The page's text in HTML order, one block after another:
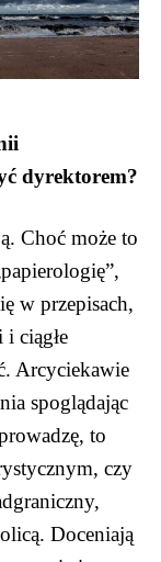
dyrektorem?
Choć może to
w przepisach,
ciągłe
Arcyciekawie
spoglądając
to
czy
Doceniają